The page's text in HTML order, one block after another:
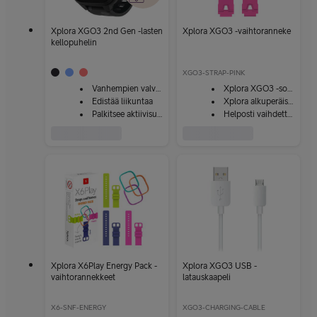
Xplora XGO3 2nd Gen -lasten
kellopuhelin
Vanhempien valvonta
Edistää liikuntaa
Palkitsee aktiivisuuden
Xplora XGO3 -vaihtoranneke
XGO3-STRAP-PINK
Xplora XGO3 -sopiva
Xplora alkuperäistarvike
Helposti vaihdettava
Xplora X6Play Energy Pack -
vaihtorannekkeet
X6-SNF-ENERGY
Xplora XGO3 USB -
latauskaapeli
XGO3-CHARGING-CABLE